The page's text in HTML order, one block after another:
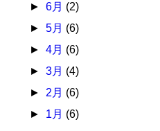
► 6月 (2)
► 5月 (6)
► 4月 (6)
► 3月 (4)
► 2月 (6)
► 1月 (6)